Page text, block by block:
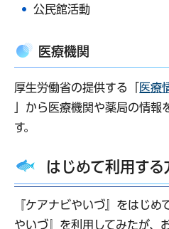
公民館活動
医療機関
厚生労働省の提供する「 医療
」から医療機関や薬局の情報
す。
はじめて利用する
『ケアナビやいづ』をはじ
やいづ』を利用してみたが、